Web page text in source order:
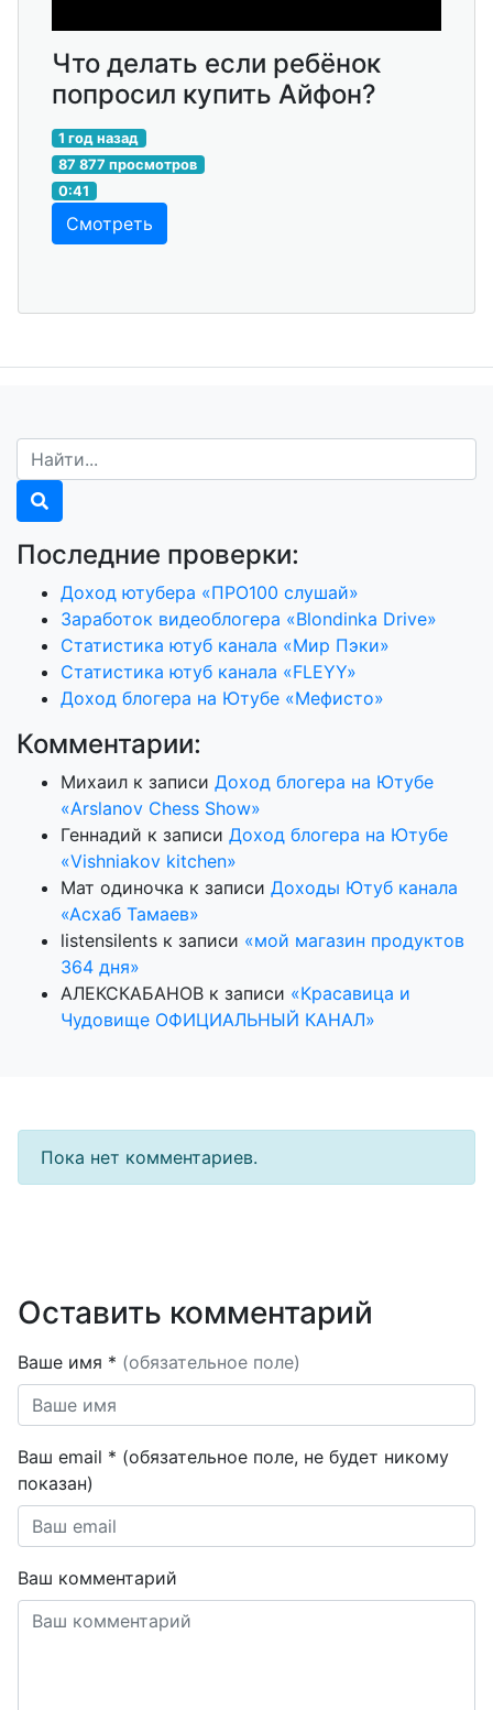
Что делать если ребёнок
попросил купить Айфон?
1 год назад
87 877 просмотров
0:41
Смотреть
Последние проверки:
Доход ютубера «ПРО100 слушай»
Заработок видеоблогера «Blondinka Drive»
Статистика ютуб канала «Мир Пэки»
Статистика ютуб канала «FLEYY»
Доход блогера на Ютубе «Мефисто»
Комментарии:
Михаил к записи Доход блогера на Ютубе
«Arslanov Chess Show»
Геннадий к записи Доход блогера на Ютубе
«Vishniakov kitchen»
Мат одиночка к записи Доходы Ютуб канала
«Асхаб Тамаев»
listensilents к записи «мой магазин продуктов
364 дня»
АЛЕКСКАБАНОВ к записи «Красавица и
Чудовище ОФИЦИАЛЬНЫЙ КАНАЛ»
Пока нет комментариев.
Оставить комментарий
Ваше имя * (обязательное поле)
Ваш email * (обязательное поле, не будет никому
показан)
Ваш комментарий